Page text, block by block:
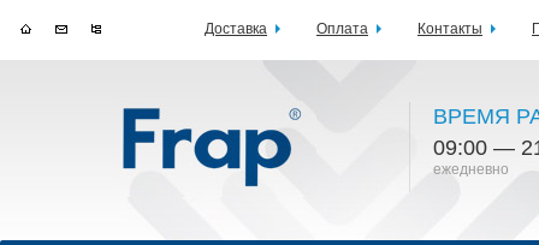
ВРЕМЯ
09:00 —
ежедневно
Доставка Оплата Контакты